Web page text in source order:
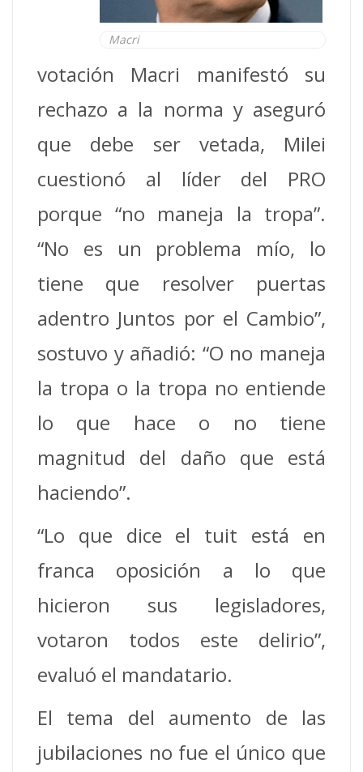
Macri
votación Macri manifestó su
rechazo a la norma y aseguró
que debe ser vetada, Milei
cuestionó al líder del PRO
porque “no maneja la tropa”.
“No es un problema mío, lo
tiene que resolver puertas
adentro Juntos por el Cambio”,
sostuvo y añadió: “O no maneja
la tropa o la tropa no entiende
lo que hace o no tiene
magnitud del daño que está
haciendo”.
“Lo que dice el tuit está en
franca oposición a lo que
hicieron sus legisladores,
votaron todos este delirio”,
evaluó el mandatario.
El tema del aumento de las
jubilaciones no fue el único que